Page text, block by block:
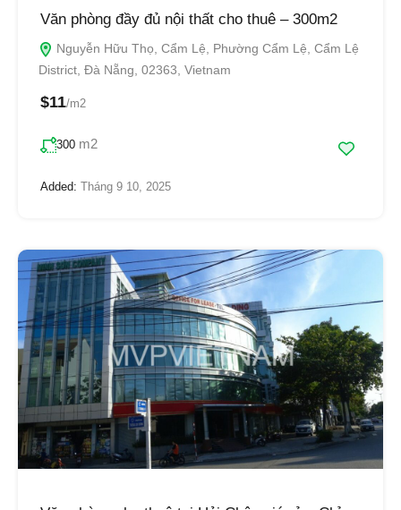
Văn phòng đầy đủ nội thất cho thuê – 300m2
Nguyễn Hữu Thọ, Cẩm Lệ, Phường Cẩm Lệ, Cẩm Lệ
District, Đà Nẵng, 02363, Vietnam
$11/m2
300 m2
Added: Tháng 9 10, 2025